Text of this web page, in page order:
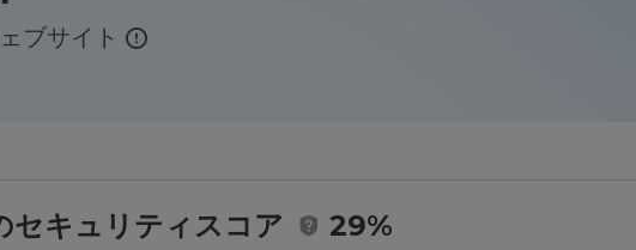
ブサイト
セキュリティスコア 29%